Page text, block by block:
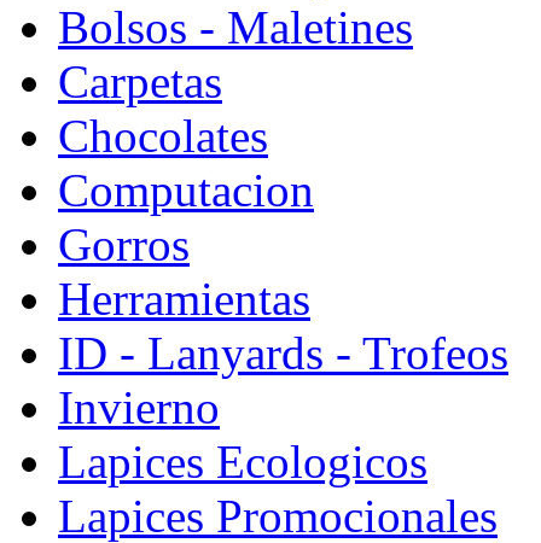
Bolsos - Maletines
Carpetas
Chocolates
Computacion
Gorros
Herramientas
ID - Lanyards - Trofeos
Invierno
Lapices Ecologicos
Lapices Promocionales